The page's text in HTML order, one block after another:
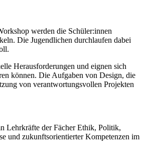
werden die Schüler:innen
Die Jugendlichen durchlaufen dabei
Herausforderungen und eignen sich
können. Die Aufgaben von Design, die
von verantwortungsvollen Projekten
Lehrkräfte der Fächer Ethik, Politik,
und zukunftsorientierter Kompetenzen im